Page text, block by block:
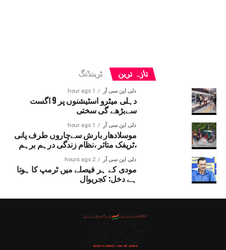
تازہ ترین ٹرینڈنگ
دلی این سی آر 1 hour ago
دہلی میٹرو اسٹیشنوں پر 9 اگست
سےبڑھے گی سختی
دلی این سی آر 1 hour ago
موسلادھار بارش سےچاروں طرف پانی
،ٹریفک متاثر ،نظام زندگی درہم برہم
دلی این سی آر 2 hours ago
مودی کے ہر فیصلے میں ٹرمپ کا ہوتا
ہے دخل: کجریوال